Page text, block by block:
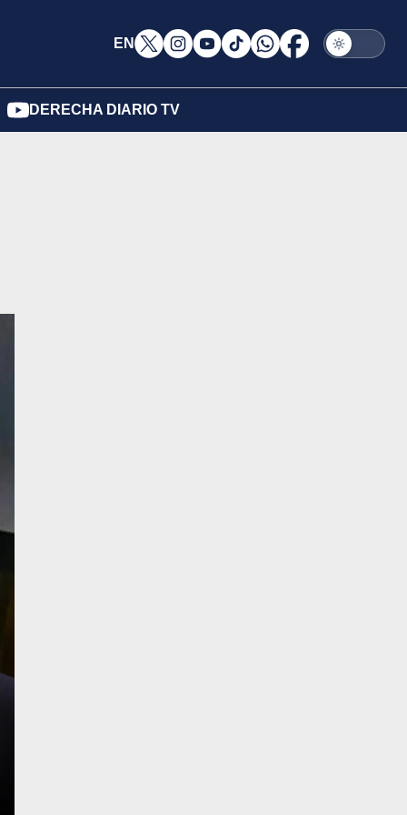
EN
DERECHA DIARIO TV